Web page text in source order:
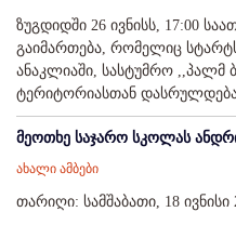
ზუგდიდში 26 ივნისს, 17:00
გაიმართება, რომელიც
ანაკლიაში, სასტუმრო ,,პალმ
ტერიტორიასთან
მეოთხე საჯარო სკოლას
ახალი ამბები
თარიღი: სამშაბათი, 18 ივნისი